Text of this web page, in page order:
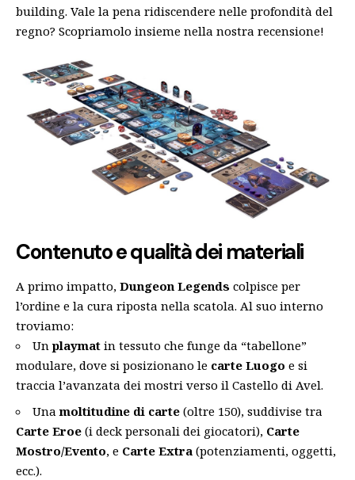
building. Vale la pena ridiscendere nelle profondità del
regno? Scopriamolo insieme nella nostra recensione!
Contenuto e qualità dei materiali
A primo impatto, Dungeon Legends colpisce per
l’ordine e la cura riposta nella scatola. Al suo interno
troviamo:
Unplaymat in tessuto che funge da “tabellone”
modulare, dove si posizionano le carte Luogo e si
traccia l’avanzata dei mostri verso il Castello di Avel.
Unamoltitudine di carte (oltre 150), suddivise tra
Carte Eroe (i deck personali dei giocatori), Carte
Mostro/Evento, e Carte Extra (potenziamenti, oggetti,
ecc.).